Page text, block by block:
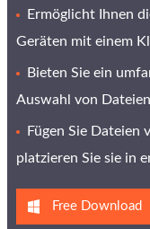
Ermöglicht Ihnen
Geräten mit einem
Bieten Sie ein
Auswahl von
Fügen Sie Dateien
platzieren Sie sie in
Free Download